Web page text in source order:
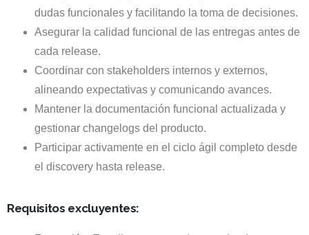
dudas funcionales y facilitando la toma de decisiones.
Asegurar la calidad funcional de las entregas antes de
cada release.
Coordinar con stakeholders internos y externos,
alineando expectativas y comunicando avances.
Mantener la documentación funcional actualizada y
gestionar changelogs del producto.
Participar activamente en el ciclo ágil completo desde
el discovery hasta release.
Requisitos excluyentes: